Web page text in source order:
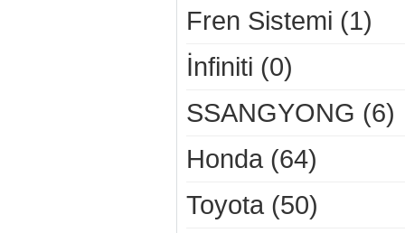
Fren Sistemi (1)
İnfiniti (0)
SSANGYONG (6)
Honda (64)
Toyota (50)